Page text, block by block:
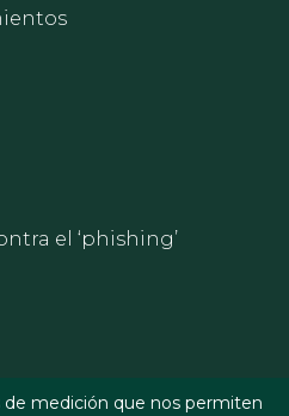
y
el ‘phishing’
de medición que nos permiten